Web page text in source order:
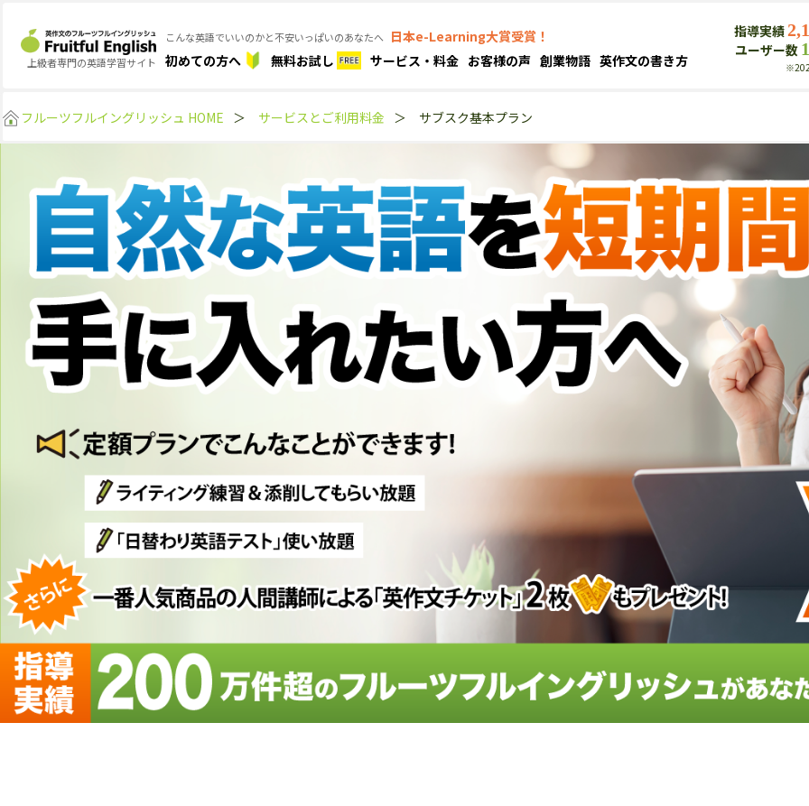
上級者専門の英語学習サイト
こんな英語でいいのかと不安いっぱいのあなたへ 日本e-Learning大賞受賞！
初めての方へ
無料お試し サービス・料金 お客様の声 創業物語 英作文の書き方
指導実績
ユーザー数
フルーツフルイングリッシュ HOME ＞ サービスとご利用料金 ＞ サブスク基本プラン